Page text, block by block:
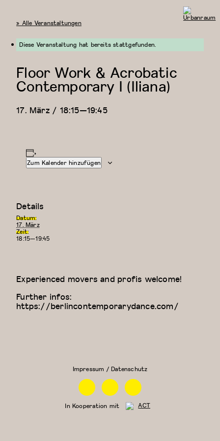
« Alle Veranstaltungen
Diese Veranstaltung hat bereits stattgefunden.
Floor Work & Acrobatic
Contemporary I (Iliana)
17. März / 18:15—19:45
Experienced movers and profis welcome!
Further infos:
https://berlincontemporarydance.com/
Zum Kalender hinzufügen
Details
Datum:
17. März
Zeit:
18:15—19:45
Impressum / Datenschutz
FacebookInstagramLinkedin
In Kooperation mit